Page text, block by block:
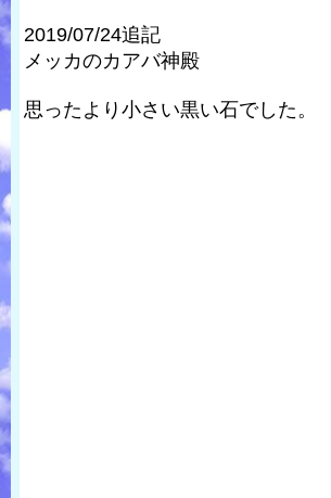
2019/07/24追記
メッカのカアバ神殿
思ったより小さい黒い石でした。